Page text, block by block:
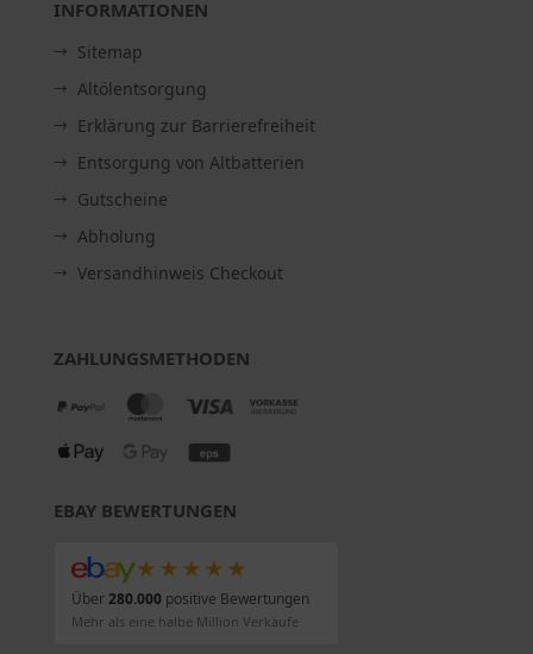
INFORMATIONEN
Sitemap
Altölentsorgung
Erklärung zur Barrierefreiheit
Entsorgung von Altbatterien
Gutscheine
Abholung
Versandhinweis Checkout
ZAHLUNGSMETHODEN
EBAY BEWERTUNGEN
★★★★★
Über280.000positive Bewertungen
Mehr als eine halbe Million Verkäufe